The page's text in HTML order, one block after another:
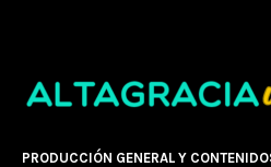
PRODUCCIÓN GENERAL Y